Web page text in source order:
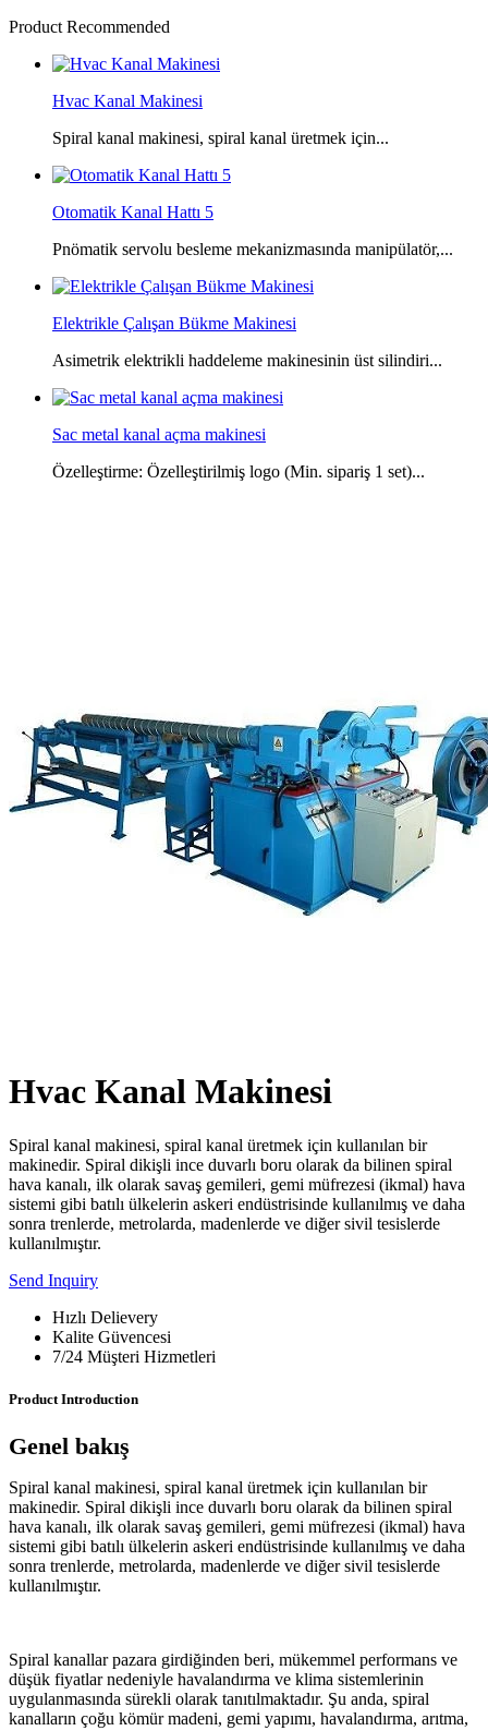
Product Recommended
Hvac Kanal Makinesi
Spiral kanal makinesi, spiral kanal üretmek için...
Otomatik Kanal Hattı 5
Pnömatik servolu besleme mekanizmasında manipülatör,...
Elektrikle Çalışan Bükme Makinesi
Asimetrik elektrikli haddeleme makinesinin üst silindiri...
Sac metal kanal açma makinesi
Özelleştirme: Özelleştirilmiş logo (Min. sipariş 1 set)...
Hvac Kanal Makinesi
Spiral kanal makinesi, spiral kanal üretmek için kullanılan bir
makinedir. Spiral dikişli ince duvarlı boru olarak da bilinen spiral
hava kanalı, ilk olarak savaş gemileri, gemi müfrezesi (ikmal) hava
sistemi gibi batılı ülkelerin askeri endüstrisinde kullanılmış ve daha
sonra trenlerde, metrolarda, madenlerde ve diğer sivil tesislerde
kullanılmıştır.
Send Inquiry
Hızlı Delievery
Kalite Güvencesi
7/24 Müşteri Hizmetleri
Product Introduction
Genel bakış
Spiral kanal makinesi, spiral kanal üretmek için kullanılan bir
makinedir. Spiral dikişli ince duvarlı boru olarak da bilinen spiral
hava kanalı, ilk olarak savaş gemileri, gemi müfrezesi (ikmal) hava
sistemi gibi batılı ülkelerin askeri endüstrisinde kullanılmış ve daha
sonra trenlerde, metrolarda, madenlerde ve diğer sivil tesislerde
kullanılmıştır.
Spiral kanallar pazara girdiğinden beri, mükemmel performans ve
düşük fiyatlar nedeniyle havalandırma ve klima sistemlerinin
uygulanmasında sürekli olarak tanıtılmaktadır. Şu anda, spiral
kanalların çoğu kömür madeni, gemi yapımı, havalandırma, arıtma,